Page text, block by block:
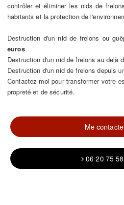
contrôler et éliminer les nids de
habitants et la protection de
Destruction d'un nid de frelons ou
euros
Destruction d'un nid de frelons au delà
Destruction d'un nid de frelons depuis
Contactez-moi pour transformer votre
propreté et de sécurité.
Me
06 20 75